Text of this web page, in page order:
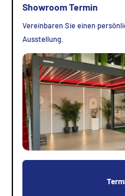
Showroom Termin
Vereinbaren Sie einen
Ausstellung.